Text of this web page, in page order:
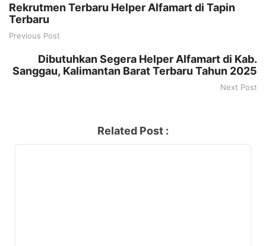
Rekrutmen Terbaru Helper Alfamart di Tapin
Terbaru
Previous Post
Dibutuhkan Segera Helper Alfamart di Kab.
Sanggau, Kalimantan Barat Terbaru Tahun 2025
Next Post
Related Post :